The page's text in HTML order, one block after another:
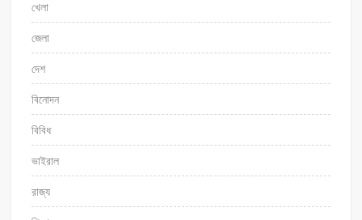
খেলা
জেলা
দেশ
বিনোদন
বিবিধ
ভাইরাল
রাজ্য